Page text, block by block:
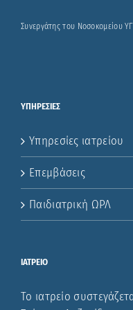
Συνεργάτης του Νοσοκομείου
ΥΠΗΡΕΣΙΕΣ
Υπηρεσίες ιατρείου
Επεμβάσεις
Παιδιατρική ΩΡΛ
ΙΑΤΡΕΙΟ
Το ιατρείο